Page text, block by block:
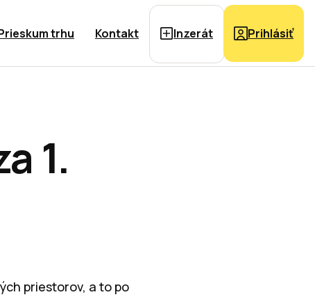
trhu Kontakt Inzerát Prihlásiť
1.
priestorov, a to po